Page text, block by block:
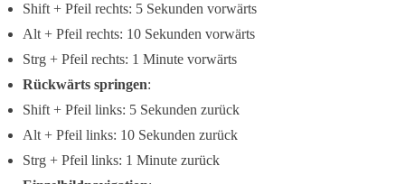
Shift + Pfeil rechts: 5 Sekunden vorwärts
Alt + Pfeil rechts: 10 Sekunden vorwärts
Strg + Pfeil rechts: 1 Minute vorwärts
Rückwärts springen:
Shift + Pfeil links: 5 Sekunden zurück
Alt + Pfeil links: 10 Sekunden zurück
Strg + Pfeil links: 1 Minute zurück